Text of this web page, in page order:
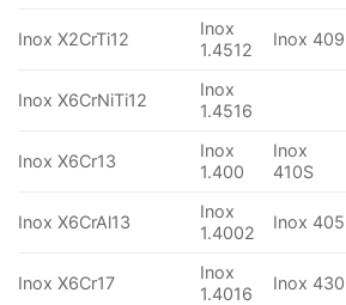
Inox X2CrTi12
Inox
1.4512
Inox 409
Inox X6CrNiTi12
Inox
1.4516
Inox X6Cr13
Inox
1.400
Inox
410S
Inox X6CrAl13
Inox
1.4002
Inox 405
Inox X6Cr17
Inox
1.4016
Inox 430